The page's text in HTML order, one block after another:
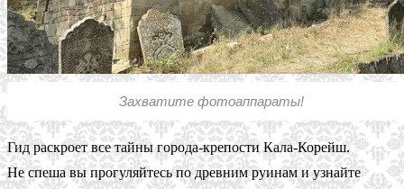
Захватите фотоаппараты!
Гид раскроет все тайны города-крепости Кала-Корейш.
Не спеша вы прогуляйтесь по древним руинам и узнайте